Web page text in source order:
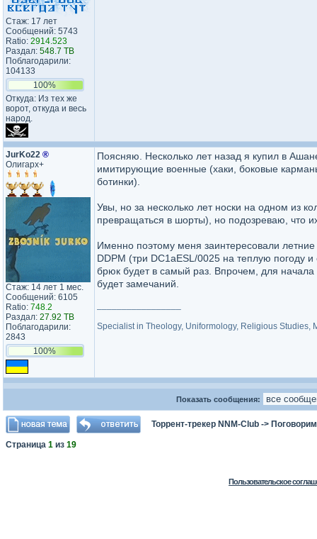
Стаж: 17 лет
Сообщений: 5743
Ratio: 2914.523
Раздал: 548.7 TB
Поблагодарили:
104133
100%
Откуда: Из тех же
ворот, откуда и весь
народ.
JurKo22 ®
Олигарх+
Стаж: 14 лет 1 мес.
Сообщений: 6105
Ratio: 748.2
Раздал: 27.92 TB
Поблагодарили:
2843
100%
Поясняю. Несколько лет назад я купил в
имитирующие военные (хаки, боковые
ботинки).
Увы, но за несколько лет носки на одном из
превращаться в шорты), но подозреваю, что
Именно поэтому меня заинтересовали
DDPM (три DC1aESL/0025 на теплую погоду
брюк будет в самый раз. Впрочем, для
будет замечаний.
Specialist in Theology, Uniformology, Religious
Показать сообщения:
Торрент-трекер NNM-Club -> Поговорим
Страница 1 из 19
Пользовательское